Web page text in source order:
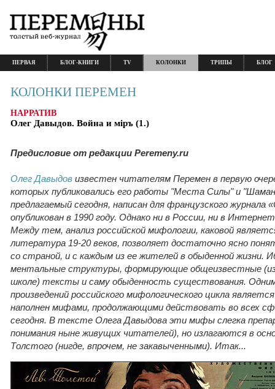
ПЕРВАЯ БЛОГ-КНИГИ TV КОЛОНКИ ТРИПЫ БЛОГ
КОЛОНКИ ПЕРЕМЕН
НАРРАТИВ
Олег Давыдов. Война и мiръ (1.)
Предисловие от редакции Peremeny.ru
Олег Давыдов известен читателям Перемен в первую
которых публиковались его работы "Места Силы" и
предлагаемый сегодня, написан для французского журнала
опубликован в 1990 году. Однако ни в России, ни в
Между тем, анализ российской мифологии, каковой
литература 19-20 веков, позволяет достаточно ясно
со страной, и с каждым из ее жителей в обыденной жизни.
ментальные структуры, формирующие общеизвестные
школе) тексты и саму обыденность существования.
произведений российского мифологического цикла
наполнен мифами, продолжающими действовать во всех
сегодня. В тексте Олега Давыдова эти мифы слегка
понимания ныне живущих читателей), но излагаются в
Толстого (нигде, впрочем, не закавыченными). Итак...